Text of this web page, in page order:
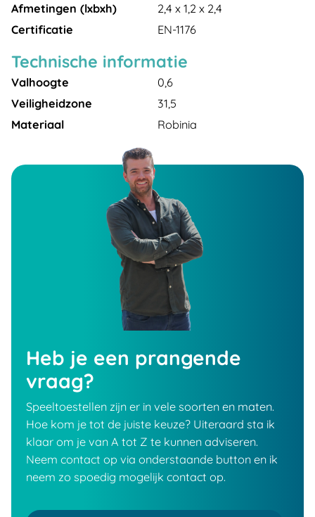
Afmetingen (lxbxh)
2,4 x 1,2 x 2,4
Certificatie
EN-1176
Technische informatie
Valhoogte
0,6
Veiligheidzone
31,5
Materiaal
Robinia
Heb je een prangende
vraag?
Speeltoestellen zijn er in vele soorten en maten.
Hoe kom je tot de juiste keuze? Uiteraard sta ik
klaar om je van A tot Z te kunnen adviseren.
Neem contact op via onderstaande button en ik
neem zo spoedig mogelijk contact op.